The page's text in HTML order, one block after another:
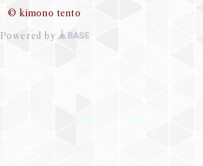
© kimono tento
Powered by